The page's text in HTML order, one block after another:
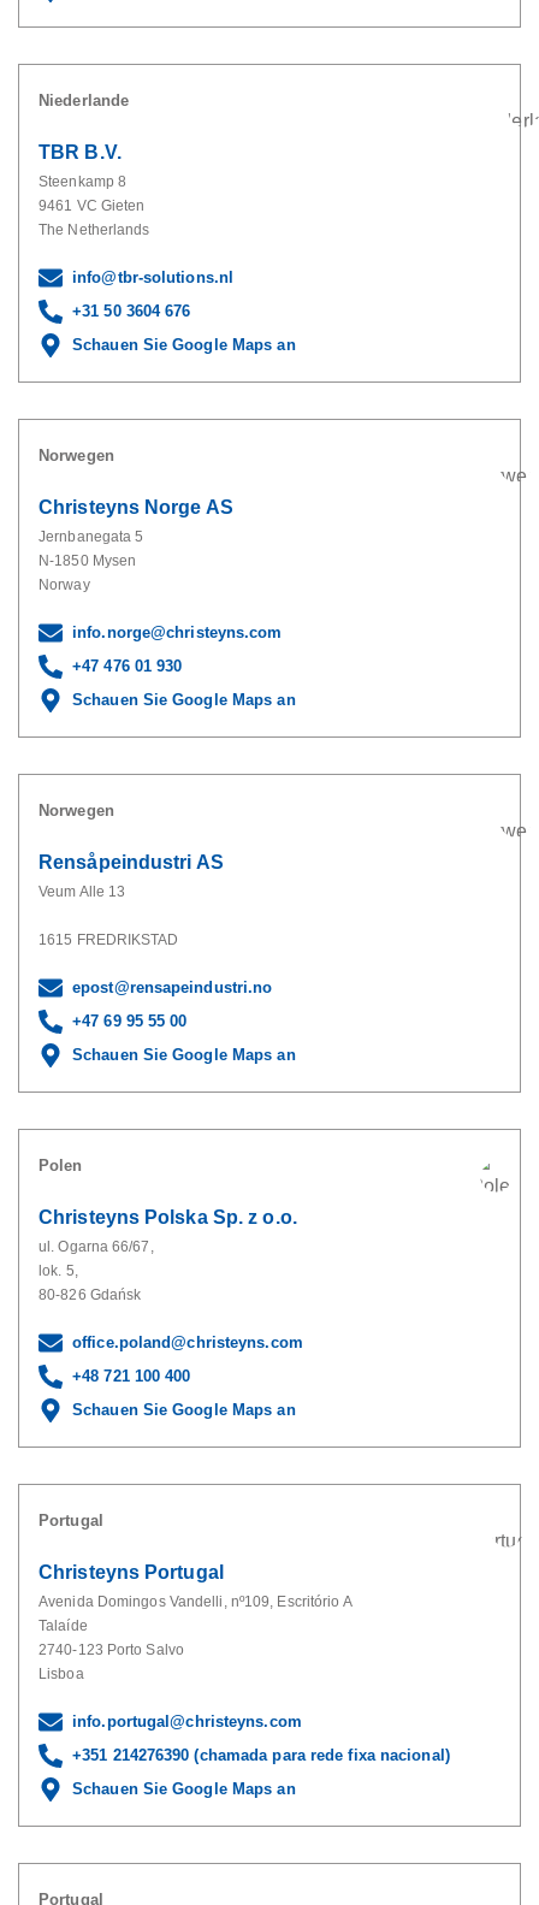
Niederlande
TBR B.V.
Steenkamp 8
9461 VC Gieten
The Netherlands
info@tbr-solutions.nl
+31 50 3604 676
Schauen Sie Google Maps an
Norwegen
Christeyns Norge AS
Jernbanegata 5
N-1850 Mysen
Norway
info.norge@christeyns.com
+47 476 01 930
Schauen Sie Google Maps an
Norwegen
Rensåpeindustri AS
Veum Alle 13
1615 FREDRIKSTAD
epost@rensapeindustri.no
+47 69 95 55 00
Schauen Sie Google Maps an
Polen
Christeyns Polska Sp. z o.o.
ul. Ogarna 66/67,
lok. 5,
80-826 Gdańsk
office.poland@christeyns.com
+48 721 100 400
Schauen Sie Google Maps an
Portugal
Christeyns Portugal
Avenida Domingos Vandelli, nº109, Escritório A
Talaíde
2740-123 Porto Salvo
Lisboa
info.portugal@christeyns.com
+351 214276390 (chamada para rede fixa nacional)
Schauen Sie Google Maps an
Portugal